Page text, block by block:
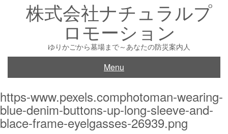
株式会社ナチュラルプ
ロモーション
ゆりかごから墓場まで～あなたの防災案内人
Menu
https-www.pexels.comphotoman-wearing-
blue-denim-buttons-up-long-sleeve-and-
blace-frame-eyelgasses-26939.png